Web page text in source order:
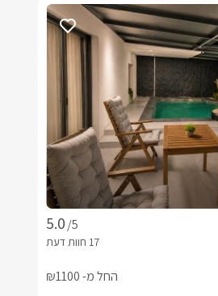
/5
החל מ- ₪1100